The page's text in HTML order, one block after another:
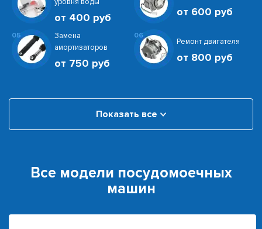
от 400 руб от 600 руб
05
Замена
амортизаторов
от 750 руб
06
Ремонт двигателя
от 800 руб
Показать все
Все модели посудомоечных
машин